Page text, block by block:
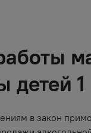
детей
в закон